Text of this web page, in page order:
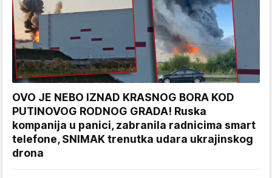
OVO JE NEBO IZNAD KRASNOG BORA KOD
PUTINOVOG RODNOG GRADA! Ruska
kompanija u panici, zabranila radnicima smart
telefone, SNIMAK trenutka udara ukrajinskog
drona